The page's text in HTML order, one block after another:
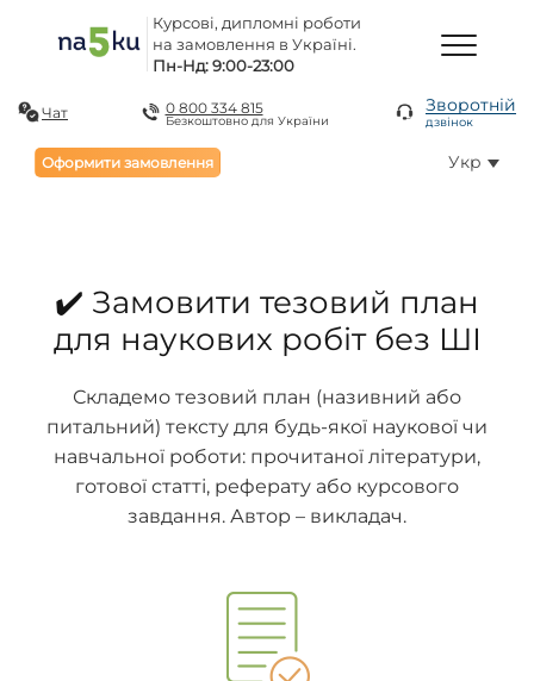
Курсові, дипломні роботи
на замовлення в Україні.
Пн-Нд: 9:00-23:00
Чат 0 800 334 815
Безкоштовно для України
Зворотній
дзвінок
Оформити замовлення Укр
✔️ Замовити тезовий план
для наукових робіт без ШІ
Складемо тезовий план (називний або
питальний) тексту для будь-якої наукової чи
навчальної роботи: прочитаної літератури,
готової статті, реферату або курсового
завдання. Автор – викладач.